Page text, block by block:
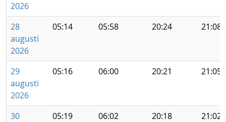
2026
28
augusti
2026
05:14 05:58 20:24 21:08
29
augusti
2026
05:16 06:00 20:21 21:05
30
05:19 06:02 20:18 21:02